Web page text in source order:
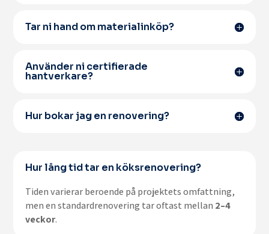
Tar ni hand om materialinköp?
Använder ni certifierade
hantverkare?
Hur bokar jag en renovering?
Hur lång tid tar en köksrenovering?
Tiden varierar beroende på projektets omfattning,
men en standardrenovering tar oftast mellan 2–4
veckor.